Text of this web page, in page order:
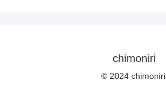
chimoniri
© 2024 chimoniri.